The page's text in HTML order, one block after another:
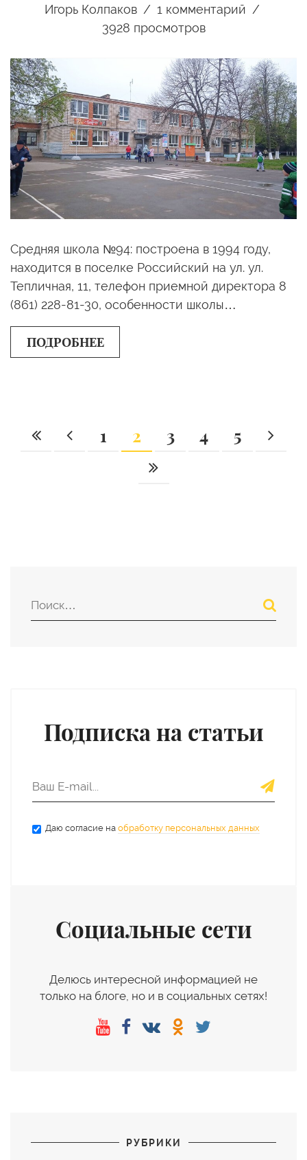
Игорь Колпаков 1 комментарий
3928 просмотров
Средняя школа №94: построена в 1994 году,
находится в поселке Российский на ул. ул.
Тепличная, 11, телефон приемной директора 8
(861) 228-81-30, особенности школы…
ПОДРОБНЕЕ
1 2 3 4 5
Подписка на статьи
Даю согласие наобработку персональных данных
Социальные сети
Делюсь интересной информацией не
только на блоге, но и в социальных сетях!
РУБРИКИ